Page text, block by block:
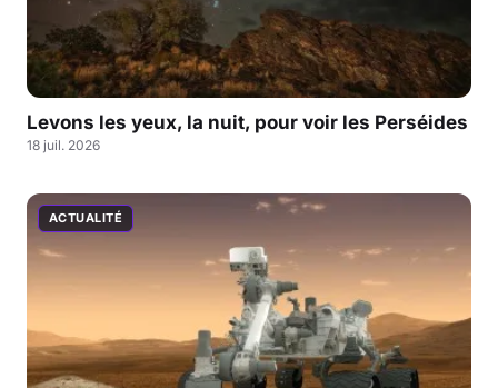
Levons les yeux, la nuit, pour voir les Perséides
18 juil. 2026
ACTUALITÉ